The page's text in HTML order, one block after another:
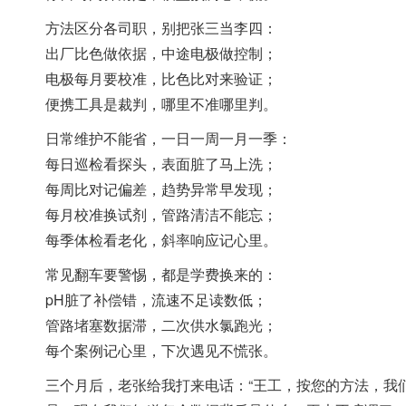
方法区分各司职，别把张三当李四：
出厂比色做依据，中途电极做控制；
电极每月要校准，比色比对来验证；
便携工具是裁判，哪里不准哪里判。
日常维护不能省，一日一周一月一季：
每日巡检看探头，表面脏了马上洗；
每周比对记偏差，趋势异常早发现；
每月校准换试剂，管路清洁不能忘；
每季体检看老化，斜率响应记心里。
常见翻车要警惕，都是学费换来的：
pH脏了补偿错，流速不足读数低；
管路堵塞数据滞，二次供水氯跑光；
每个案例记心里，下次遇见不慌张。
三个月后，老张给我打来电话：“王工，按您的方法，